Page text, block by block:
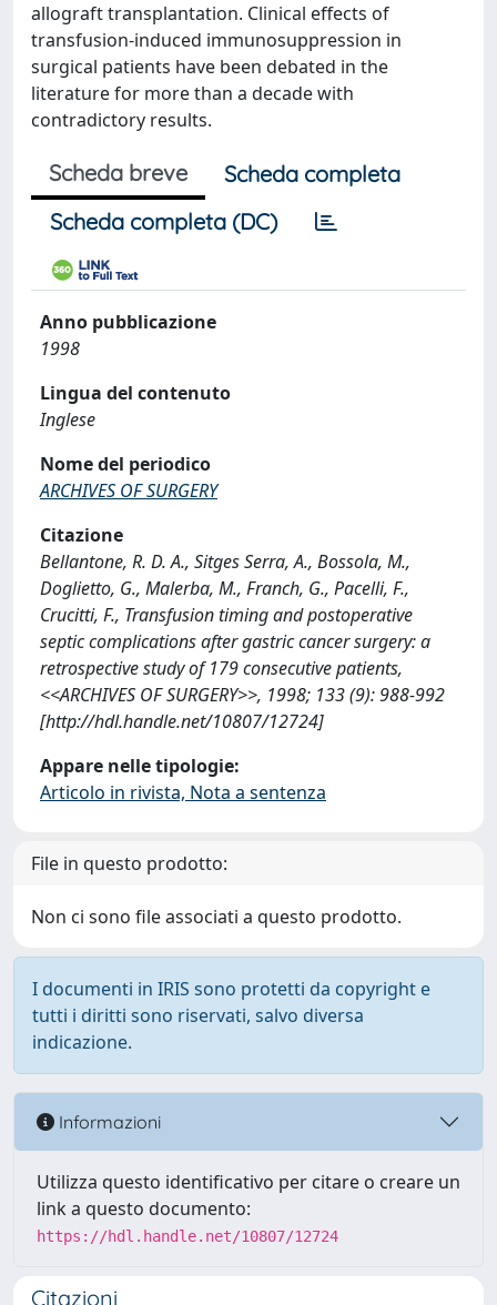
allograft transplantation. Clinical effects of
transfusion-induced immunosuppression in
surgical patients have been debated in the
literature for more than a decade with
contradictory results.
Scheda breve
Scheda completa
Scheda completa (DC)
Anno pubblicazione
1998
Lingua del contenuto
Inglese
Nome del periodico
ARCHIVES OF SURGERY
Citazione
Bellantone, R. D. A., Sitges Serra, A., Bossola, M.,
Doglietto, G., Malerba, M., Franch, G., Pacelli, F.,
Crucitti, F., Transfusion timing and postoperative
septic complications after gastric cancer surgery: a
retrospective study of 179 consecutive patients,
<<ARCHIVES OF SURGERY>>, 1998; 133 (9): 988-992
[http://hdl.handle.net/10807/12724]
Appare nelle tipologie:
Articolo in rivista, Nota a sentenza
File in questo prodotto:
Non ci sono file associati a questo prodotto.
I documenti in IRIS sono protetti da copyright e
tutti i diritti sono riservati, salvo diversa
indicazione.
Informazioni
Utilizza questo identificativo per citare o creare un
link a questo documento:
https://hdl.handle.net/10807/12724
Citazioni